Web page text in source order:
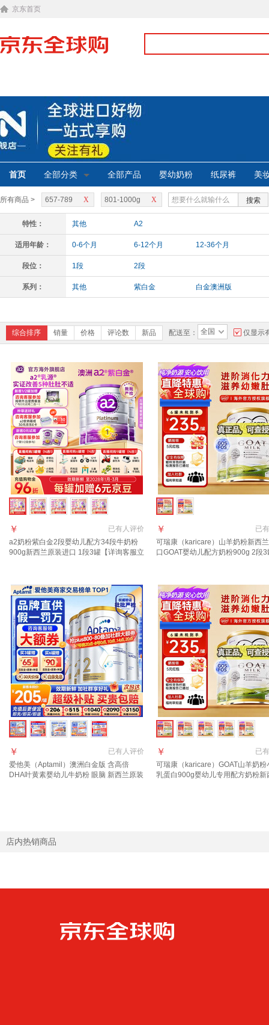
京东首页
首页 全部分类 全部产品 婴幼奶粉 纸尿裤 美
所有商品 > X
657-789 X
801-1000g 搜索
特性： 其他 A2
适用年龄： 0-6个月 6-12个月 12-36个月
段位： 1段 2段
系列： 其他 紫白金 白金澳洲版
综合排序 销量 价格 评论数 新品 配送至： 全国 仅显示
已有人评价
￥
a2奶粉紫白金2段婴幼儿配方34段牛奶粉
900g新西兰原装进口 1段3罐【详询客服立
已有
￥
可瑞康（karicare）山羊奶粉新西
口GOAT婴幼儿配方奶粉900g 2段
已有人评价
￥
爱他美（Aptamil）澳洲白金版 含高倍
DHA叶黄素婴幼儿牛奶粉 眼脑 新西兰原装
已有
￥
可瑞康（karicare）GOAT山羊奶粉
乳蛋白900g婴幼儿专用配方奶粉新
店内热销商品